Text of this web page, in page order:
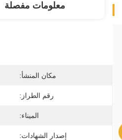
معلومات مفصلة
مكان المنشأ:
رقم الطراز:
الميناء:
إصدار الشهادات: